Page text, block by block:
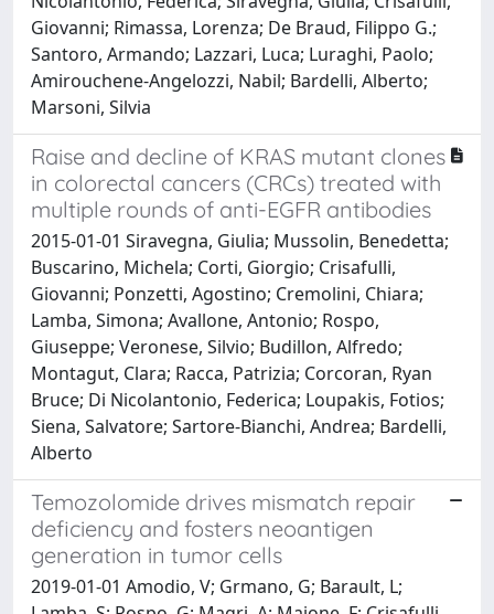
Giovanni; Rimassa, Lorenza; De Braud, Filippo G.;
Santoro, Armando; Lazzari, Luca; Luraghi, Paolo;
Amirouchene-Angelozzi, Nabil; Bardelli, Alberto;
Marsoni, Silvia
Raise and decline of KRAS mutant clones
in colorectal cancers (CRCs) treated with
multiple rounds of anti-EGFR antibodies
2015-01-01 Siravegna, Giulia; Mussolin, Benedetta;
Buscarino, Michela; Corti, Giorgio; Crisafulli,
Giovanni; Ponzetti, Agostino; Cremolini, Chiara;
Lamba, Simona; Avallone, Antonio; Rospo,
Giuseppe; Veronese, Silvio; Budillon, Alfredo;
Montagut, Clara; Racca, Patrizia; Corcoran, Ryan
Bruce; Di Nicolantonio, Federica; Loupakis, Fotios;
Siena, Salvatore; Sartore-Bianchi, Andrea; Bardelli,
Alberto
Temozolomide drives mismatch repair
deficiency and fosters neoantigen
generation in tumor cells
2019-01-01 Amodio, V; Grmano, G; Barault, L;